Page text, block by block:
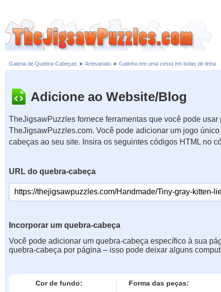
Galeria de Quebra-Cabeças » Artesanato » Gatinho em uma cesta em bolas de linha
Adicione ao Website/Blog
TheJigsawPuzzles fornece ferramentas que você pode usar
TheJigsawPuzzles.com. Você pode adicionar um jogo
cabeças ao seu site. Insira os seguintes códigos HTML no
URL do quebra-cabeça
Incorporar um quebra-cabeça
Você pode adicionar um quebra-cabeça específico à sua
quebra-cabeça por página – isso pode deixar alguns
Cor de fundo: Forma das peças: